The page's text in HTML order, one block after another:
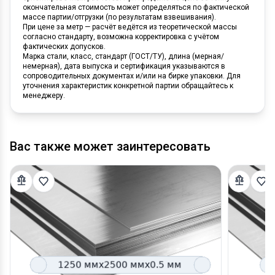
окончательная стоимость может определяться по фактической
массе партии/отгрузки (по результатам взвешивания).
При цене за метр — расчёт ведётся из теоретической массы
согласно стандарту, возможна корректировка с учётом
фактических допусков.
Марка стали, класс, стандарт (ГОСТ/ТУ), длина (мерная/
немерная), дата выпуска и сертификация указываются в
сопроводительных документах и/или на бирке упаковки. Для
уточнения характеристик конкретной партии обращайтесь к
менеджеру.
Вас также может заинтересовать